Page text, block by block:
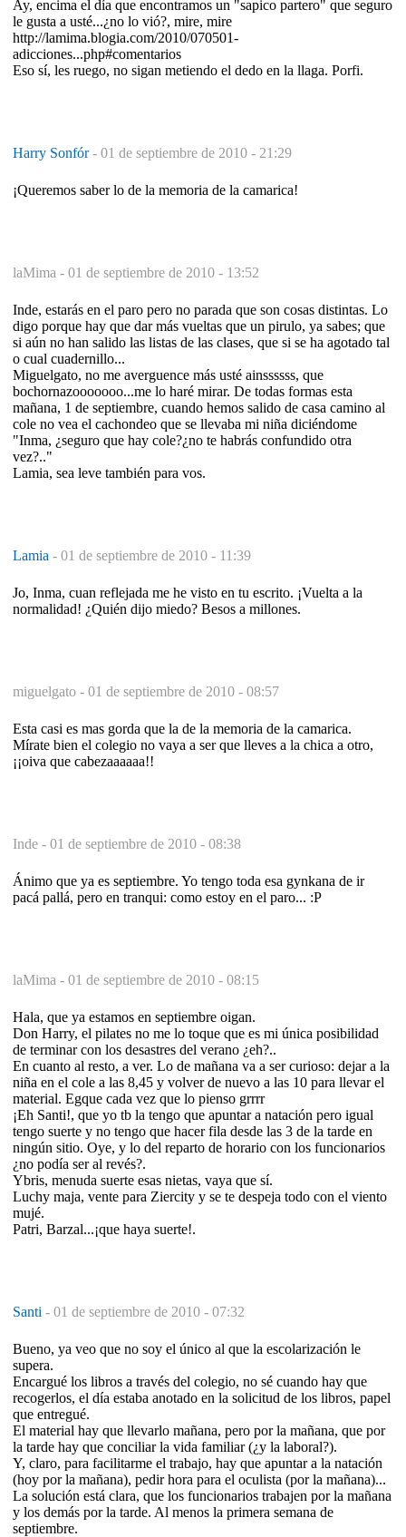
Ay, encima el día que encontramos un "sapico partero" que seguro
le gusta a usté...¿no lo vió?, mire, mire
http://lamima.blogia.com/2010/070501-
adicciones...php#comentarios
Eso sí, les ruego, no sigan metiendo el dedo en la llaga. Porfi.
Harry Sonfór- 01 de septiembre de 2010 - 21:29
¡Queremos saber lo de la memoria de la camarica!
laMima - 01 de septiembre de 2010 - 13:52
Inde, estarás en el paro pero no parada que son cosas distintas. Lo
digo porque hay que dar más vueltas que un pirulo, ya sabes; que
si aún no han salido las listas de las clases, que si se ha agotado tal
o cual cuadernillo...
Miguelgato, no me averguence más usté ainssssss, que
bochornazooooooo...me lo haré mirar. De todas formas esta
mañana, 1 de septiembre, cuando hemos salido de casa camino al
cole no vea el cachondeo que se llevaba mi niña diciéndome
"Inma, ¿seguro que hay cole?¿no te habrás confundido otra
vez?.."
Lamia, sea leve también para vos.
Lamia - 01 de septiembre de 2010 - 11:39
Jo, Inma, cuan reflejada me he visto en tu escrito. ¡Vuelta a la
normalidad! ¿Quién dijo miedo? Besos a millones.
miguelgato - 01 de septiembre de 2010 - 08:57
Esta casi es mas gorda que la de la memoria de la camarica.
Mírate bien el colegio no vaya a ser que lleves a la chica a otro,
¡¡oiva que cabezaaaaaa!!
Inde - 01 de septiembre de 2010 - 08:38
Ánimo que ya es septiembre. Yo tengo toda esa gynkana de ir
pacá pallá, pero en tranqui: como estoy en el paro... :P
laMima - 01 de septiembre de 2010 - 08:15
Hala, que ya estamos en septiembre oigan.
Don Harry, el pilates no me lo toque que es mi única posibilidad
de terminar con los desastres del verano ¿eh?..
En cuanto al resto, a ver. Lo de mañana va a ser curioso: dejar a la
niña en el cole a las 8,45 y volver de nuevo a las 10 para llevar el
material. Egque cada vez que lo pienso grrrr
¡Eh Santi!, que yo tb la tengo que apuntar a natación pero igual
tengo suerte y no tengo que hacer fila desde las 3 de la tarde en
ningún sitio. Oye, y lo del reparto de horario con los funcionarios
¿no podía ser al revés?.
Ybris, menuda suerte esas nietas, vaya que sí.
Luchy maja, vente para Ziercity y se te despeja todo con el viento
mujé.
Patri, Barzal...¡que haya suerte!.
Santi - 01 de septiembre de 2010 - 07:32
Bueno, ya veo que no soy el único al que la escolarización le
supera.
Encargué los libros a través del colegio, no sé cuando hay que
recogerlos, el día estaba anotado en la solicitud de los libros, papel
que entregué.
El material hay que llevarlo mañana, pero por la mañana, que por
la tarde hay que conciliar la vida familiar (¿y la laboral?).
Y, claro, para facilitarme el trabajo, hay que apuntar a la natación
(hoy por la mañana), pedir hora para el oculista (por la mañana)...
La solución está clara, que los funcionarios trabajen por la mañana
y los demás por la tarde. Al menos la primera semana de
septiembre.